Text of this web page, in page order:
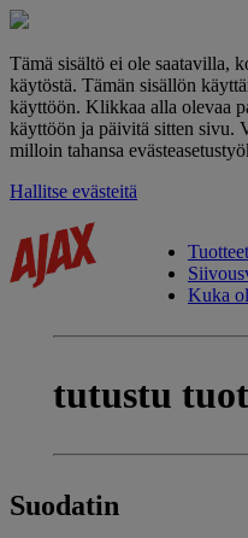
Tämä sisältö ei ole saatavilla,
käytöstä. Tämän sisällön
käyttöön. Klikkaa alla olevaa
käyttöön ja päivitä sitten sivu.
milloin tahansa
Hallitse evästeitä
Tuotteet
Kuka
tutustu
Suodatin